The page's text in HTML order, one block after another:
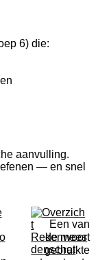
6) die:
aanvulling.
— en snel
Een van
de meest
gebruikte